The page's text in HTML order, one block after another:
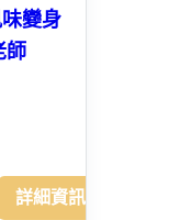
變身
師
詳細資訊